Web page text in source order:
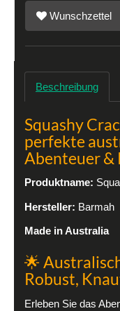
Wunschzettel
Beschreibung
Squashy
perfekte
Abenteuer &
Produktname:
Hersteller: Barmah
Made in Australia
🌟
Robust,
Erleben Sie das